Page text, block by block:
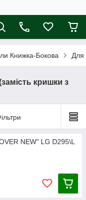
Книжка-Бокова Для
кришки з
NEW" LG D295\L